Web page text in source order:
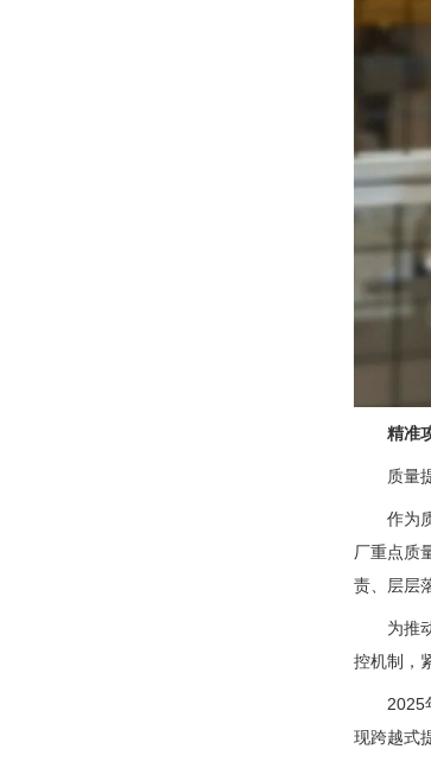
精准
质量
作为
厂重点质
责、层层
为推
控机制，
2025
现跨越式